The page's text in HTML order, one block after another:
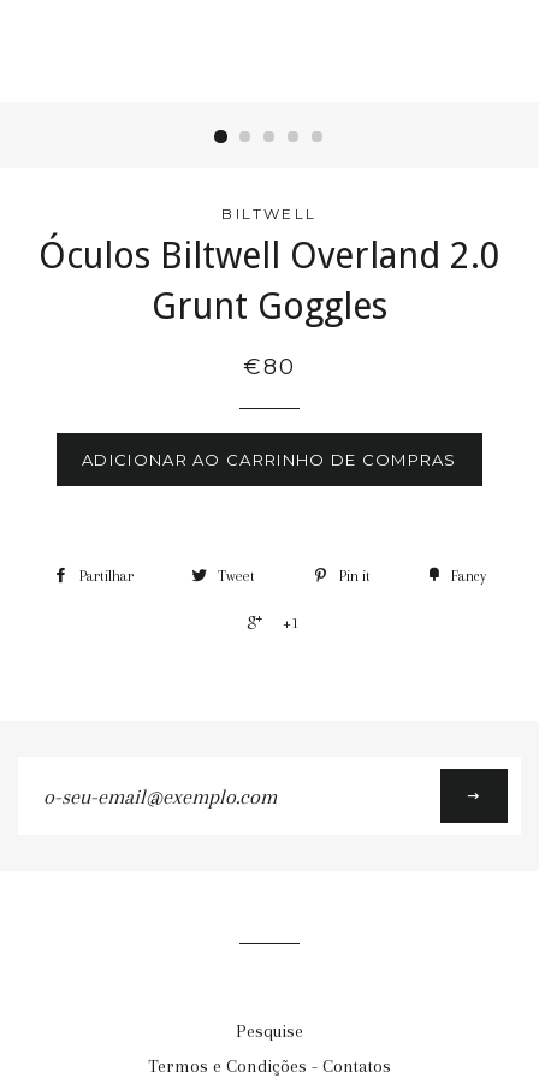
BILTWELL
Óculos Biltwell Overland 2.0
Grunt Goggles
€80
ADICIONAR AO CARRINHO DE COMPRAS
Partilhar Tweet Pin it Fancy
+1
Pesquise
Termos e Condições - Contatos